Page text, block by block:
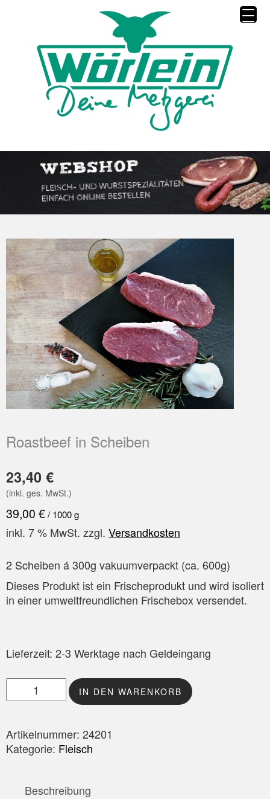
Roastbeef in Scheiben
23,40 €
(inkl. ges. MwSt.)
39,00 €/ 1000g
inkl. 7 % MwSt. zzgl. Versandkosten
2 Scheiben á 300g vakuumverpackt (ca. 600g)
Dieses Produkt ist ein Frischeprodukt und wird isoliert
in einer umweltfreundlichen Frischebox versendet.
Lieferzeit: 2-3 Werktage nach Geldeingang
Roastbeef in Scheiben Menge
IN DEN WARENKORB
Artikelnummer: 24201
Kategorie: Fleisch
Beschreibung